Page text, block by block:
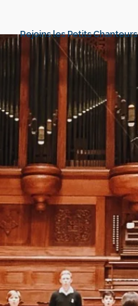
Rejoins les Petits Chanteurs